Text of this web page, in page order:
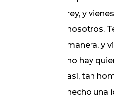
rey, y
nosotros.
manera, y
no hay
así, tan
hecho una